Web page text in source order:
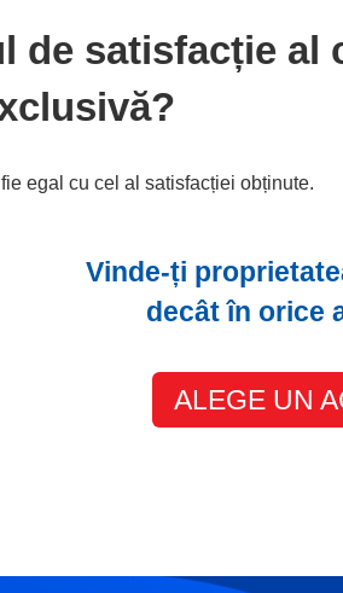
de satisfacție
egal cu cel al satisfacției obținute.
Vinde-ți
decât în orice
ALEGE UN